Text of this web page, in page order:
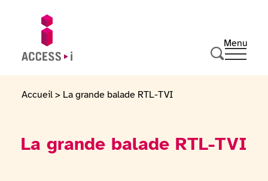
Passer au contenu
Menu
Ouvrir
Accueil > La grande balade RTL-TVI
La grande balade RTL-TVI